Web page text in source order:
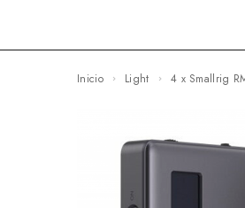
Inicio Light 4 x Smallrig